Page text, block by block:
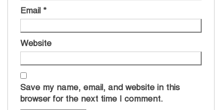
Email *
Website
Save my name, email, and website in this
browser for the next time I comment.